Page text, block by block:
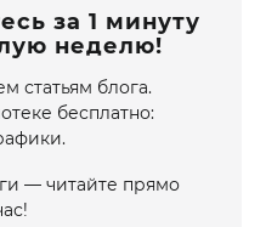
за 1 минуту
неделю!
статьям блога.
бесплатно:
— читайте прямо